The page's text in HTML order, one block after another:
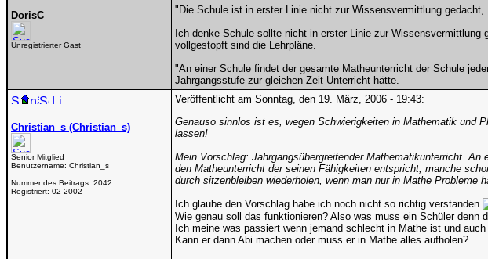
DorisC
Unregistrierter Gast
"Die Schule ist in erster Linie nicht zur Wissensvermittlung
Ich denke Schule sollte nicht in erster Linie zur
vollgestopft sind die Lehrpläne.
"An einer Schule findet der gesamte Matheunterricht der Schule
Jahrgangsstufe zur gleichen Zeit Unterricht hätte.
Christian_s (Christian_s)
Senior Mitglied
Benutzername: Christian_s
Nummer des Beitrags: 2042
Registriert: 02-2002
Veröffentlicht am Sonntag, den 19. März, 2006 - 19:43:
Genauso sinnlos ist es, wegen Schwierigkeiten in Mathematik und
lassen!
Mein Vorschlag: Jahrgangsübergreifender Mathematikunterricht.
den Matheunterricht der seinen Fähigkeiten entspricht, manche
durch sitzenbleiben wiederholen, wenn man nur in Mathe Probleme
Ich glaube den Vorschlag habe ich noch nicht so richtig verstanden
Wie genau soll das funktionieren? Also was muss ein Schüler denn
Ich meine was passiert wenn jemand schlecht in Mathe ist und
Kann er dann Abi machen oder muss er in Mathe alles aufholen?